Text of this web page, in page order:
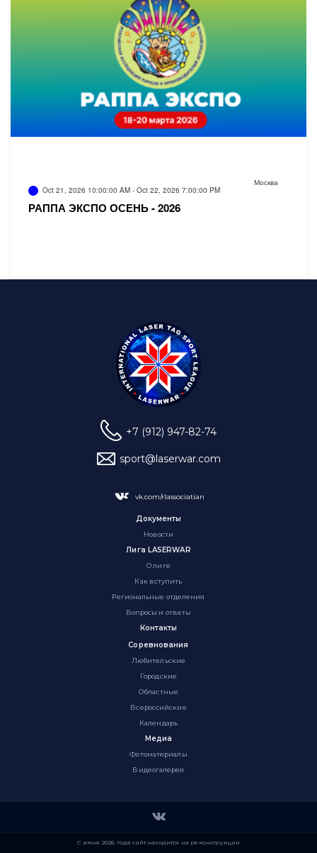
Oct 21, 2026 10:00:00 AM - Oct 22, 2026 7:00:00 PM
Москва
РАППА ЭКСПО ОСЕНЬ - 2026
+7 (912) 947-82-74
sport@laserwar.com
vk.com/rlassociatian
Документы
Новости
Лига LASERWAR
О лиге
Как вступить
Региональные отделения
Вопросы и ответы
Контакты
Соревнования
Любительские
Городские
Областные
Всероссийские
Календарь
Медиа
Фотоматериалы
Видеогалерея
С июня 2026 года сайт находится на реконструкции